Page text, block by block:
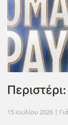
15 Ιουλίου 2026 |